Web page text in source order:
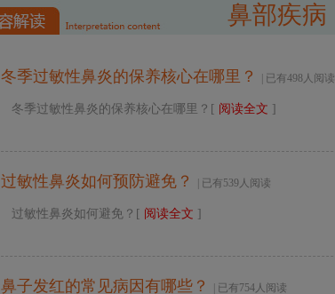
鼻部疾病
冬季过敏性鼻炎的保养核心在哪里？ | 已有498人阅读
冬季过敏性鼻炎的保养核心在哪里？[ 阅读全文 ]
过敏性鼻炎如何预防避免？ | 已有539人阅读
过敏性鼻炎如何避免？[ 阅读全文 ]
鼻子发红的常见病因有哪些？ | 已有754人阅读